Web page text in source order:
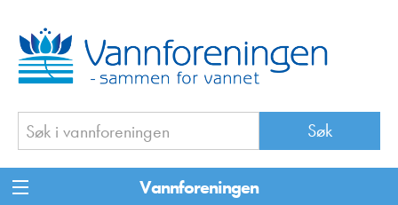
Vannforeningen